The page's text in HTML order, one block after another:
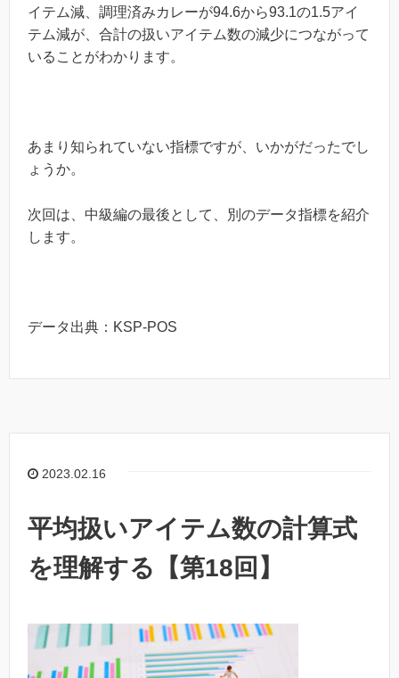
イテム減、調理済みカレーが94.6から93.1の1.5アイ
テム減が、合計の扱いアイテム数の減少につながって
いることがわかります。
あまり知られていない指標ですが、いかがだったでし
ょうか。
次回は、中級編の最後として、別のデータ指標を紹介
します。
データ出典：KSP-POS
2023.02.16
平均扱いアイテム数の計算式
を理解する【第18回】